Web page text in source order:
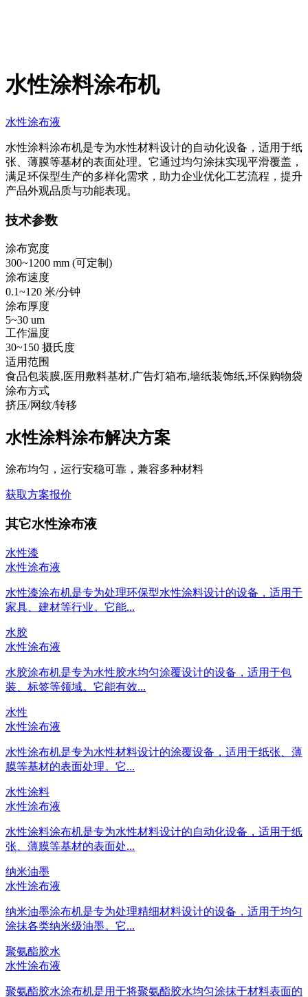
水性涂料涂布机
水性涂布液
水性涂料涂布机是专为水性材料设计的自动化设备，适用于纸
张、薄膜等基材的表面处理。它通过均匀涂抹实现平滑覆盖，
满足环保型生产的多样化需求，助力企业优化工艺流程，提升
产品外观品质与功能表现。
技术参数
涂布宽度
300~1200 mm (可定制 )
涂布速度
0.1~120 米/分钟
涂布厚度
5~30 um
工作温度
30~150 摄氏度
适用范围
食品包装膜,医用敷料基材,广告灯箱布,墙纸装饰纸,环保购物袋
涂布方式
挤压/网纹/转移
水性涂料涂布解决方案
涂布均匀，运行安稳可靠，兼容多种材料
获取方案报价
其它水性涂布液
水性漆
水性涂布液
水性漆涂布机是专为处理环保型水性涂料设计的设备，适用于
家具、建材等行业。它能...
水胶
水性涂布液
水胶涂布机是专为水性胶水均匀涂覆设计的设备，适用于包
装、标签等领域。它能有效...
水性
水性涂布液
水性涂布机是专为水性材料设计的涂覆设备，适用于纸张、薄
膜等基材的表面处理。它...
水性涂料
水性涂布液
水性涂料涂布机是专为水性材料设计的自动化设备，适用于纸
张、薄膜等基材的表面处...
纳米油墨
水性涂布液
纳米油墨涂布机是专为处理精细材料设计的设备，适用于均匀
涂抹各类纳米级油墨。它...
聚氨酯胶水
水性涂布液
聚氨酯胶水涂布机是用于将聚氨酯胶水均匀涂抹于材料表面的